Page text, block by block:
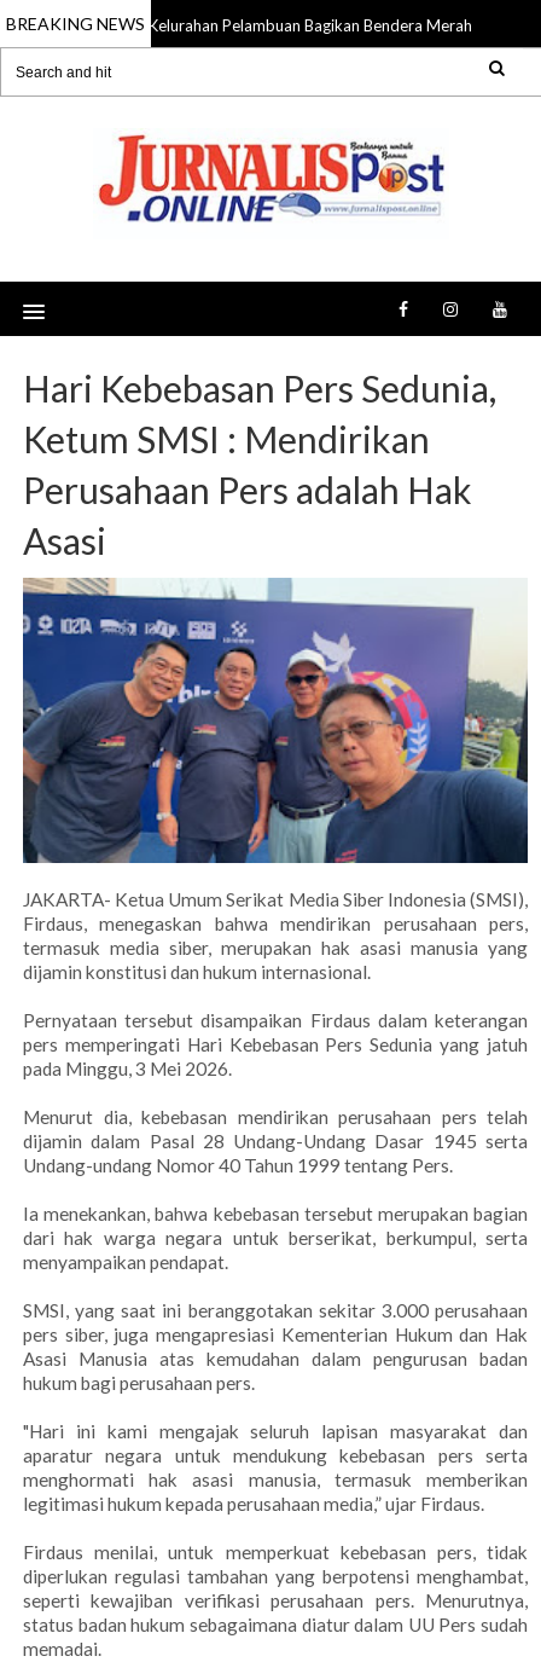
BREAKING NEWS
10 Aug 2026 Kelurahan Pelambuan Bagikan Bendera Merah Putih,
Hari Kebebasan Pers Sedunia,
Ketum SMSI : Mendirikan
Perusahaan Pers adalah Hak
Asasi
JAKARTA- Ketua Umum Serikat Media Siber Indonesia (SMSI),
Firdaus, menegaskan bahwa mendirikan perusahaan pers,
termasuk media siber, merupakan hak asasi manusia yang
dijamin konstitusi dan hukum internasional.
Pernyataan tersebut disampaikan Firdaus dalam keterangan
pers memperingati Hari Kebebasan Pers Sedunia yang jatuh
pada Minggu, 3 Mei 2026.
Menurut dia, kebebasan mendirikan perusahaan pers telah
dijamin dalam Pasal 28 Undang-Undang Dasar 1945 serta
Undang-undang Nomor 40 Tahun 1999 tentang Pers.
Ia menekankan, bahwa kebebasan tersebut merupakan bagian
dari hak warga negara untuk berserikat, berkumpul, serta
menyampaikan pendapat.
SMSI, yang saat ini beranggotakan sekitar 3.000 perusahaan
pers siber, juga mengapresiasi Kementerian Hukum dan Hak
Asasi Manusia atas kemudahan dalam pengurusan badan
hukum bagi perusahaan pers.
"Hari ini kami mengajak seluruh lapisan masyarakat dan
aparatur negara untuk mendukung kebebasan pers serta
menghormati hak asasi manusia, termasuk memberikan
legitimasi hukum kepada perusahaan media,” ujar Firdaus.
Firdaus menilai, untuk memperkuat kebebasan pers, tidak
diperlukan regulasi tambahan yang berpotensi menghambat,
seperti kewajiban verifikasi perusahaan pers. Menurutnya,
status badan hukum sebagaimana diatur dalam UU Pers sudah
memadai.